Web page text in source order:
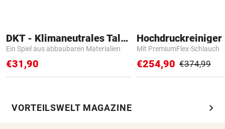
DKT - Klimaneutrales Talent
Ein Spiel aus abbaubaren Materialien
€31,90
Hochdruckreiniger
Mit PremiumFlex-Schlauch
€254,90 €374,99
VORTEILSWELT MAGAZINE chevron_right